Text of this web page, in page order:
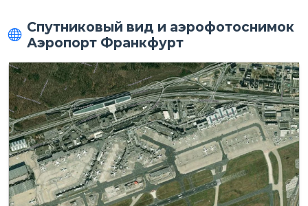
Спутниковый вид и аэрофотоснимок
Аэропорт Франкфурт